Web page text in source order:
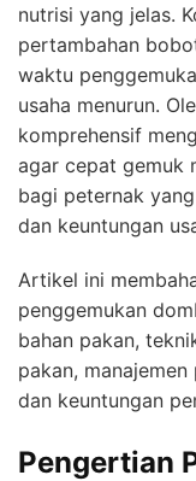
nutrisi yang jelas.
pertambahan
waktu
usaha menurun.
komprehensif
agar cepat gemuk
bagi peternak
dan keuntungan
Artikel ini
penggemukan
bahan pakan,
pakan,
dan keuntungan
Pengertian